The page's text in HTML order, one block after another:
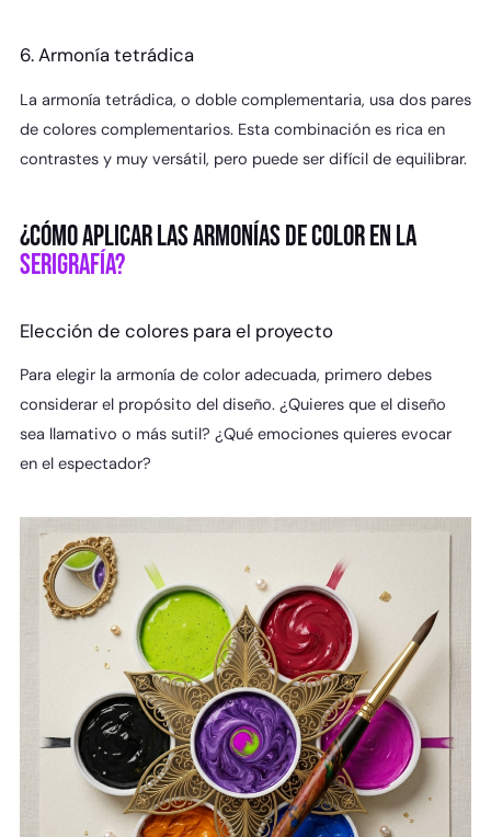
6. Armonía tetrádica
La armonía tetrádica, o doble complementaria, usa dos pares
de colores complementarios. Esta combinación es rica en
contrastes y muy versátil, pero puede ser difícil de equilibrar.
¿CÓMO APLICAR LAS ARMONÍAS DE COLOR EN LA
SERIGRAFÍA?
Elección de colores para el proyecto
Para elegir la armonía de color adecuada, primero debes
considerar el propósito del diseño. ¿Quieres que el diseño
sea llamativo o más sutil? ¿Qué emociones quieres evocar
en el espectador?